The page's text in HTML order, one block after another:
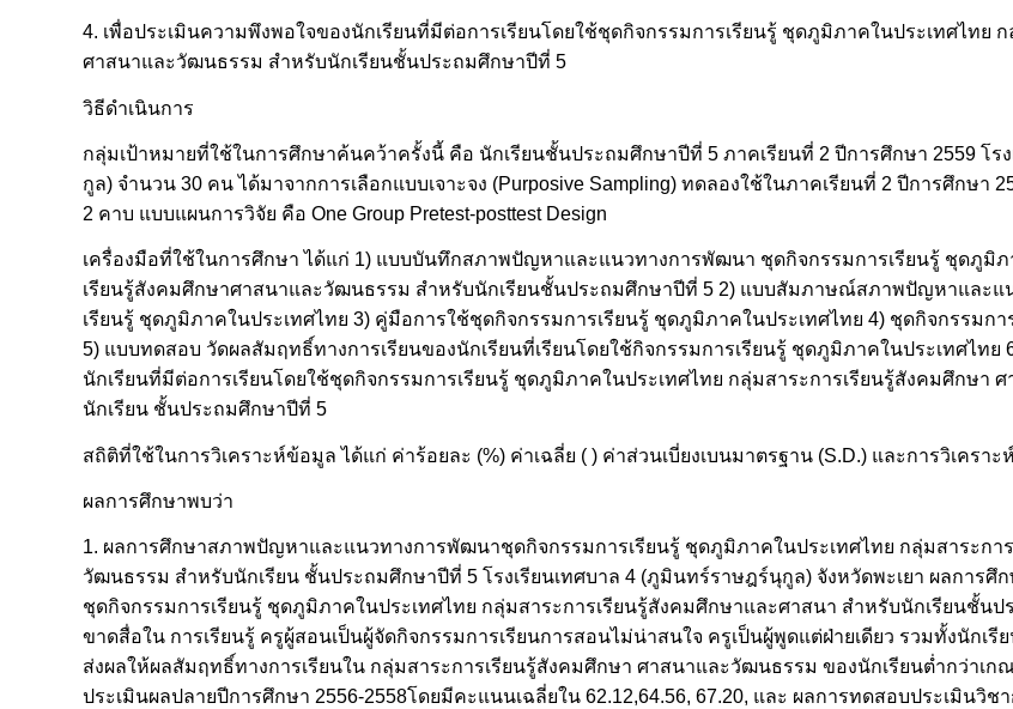
4. เพื่อประเมินความพึงพอใจของนักเรียนที่มีต่อการเรียนโดยใช้ชุดกิจกรรมการเรียนรู้ ชุดภูมิภาคในประเทศไทย
ศาสนาและวัฒนธรรม สำหรับนักเรียนชั้นประถมศึกษาปีที่ 5
วิธีดำเนินการ
กลุ่มเป้าหมายที่ใช้ในการศึกษาค้นคว้าครั้งนี้ คือ นักเรียนชั้นประถมศึกษาปีที่ 5 ภาคเรียนที่ 2 ปีการศึกษา 2559 โร
กูล) จำนวน 30 คน ได้มาจากการเลือกแบบเจาะจง (Purposive Sampling) ทดลองใช้ในภาคเรียนที่ 2 ปีการศึกษา
2 คาบ แบบแผนการวิจัย คือ One Group Pretest-posttest Design
เครื่องมือที่ใช้ในการศึกษา ได้แก่ 1) แบบบันทึกสภาพปัญหาและแนวทางการพัฒนา ชุดกิจกรรมการเรียนรู้ ชุดภูมิภ
เรียนรู้สังคมศึกษาศาสนาและวัฒนธรรม สำหรับนักเรียนชั้นประถมศึกษาปีที่ 5 2) แบบสัมภาษณ์สภาพปัญหาและแ
เรียนรู้ ชุดภูมิภาคในประเทศไทย 3) คู่มือการใช้ชุดกิจกรรมการเรียนรู้ ชุดภูมิภาคในประเทศไทย 4) ชุดกิจกรรมก
5) แบบทดสอบ วัดผลสัมฤทธิ์ทางการเรียนของนักเรียนที่เรียนโดยใช้กิจกรรมการเรียนรู้ ชุดภูมิภาคในประเทศไทย
นักเรียนที่มีต่อการเรียนโดยใช้ชุดกิจกรรมการเรียนรู้ ชุดภูมิภาคในประเทศไทย กลุ่มสาระการเรียนรู้สังคมศึกษา
นักเรียน ชั้นประถมศึกษาปีที่ 5
สถิติที่ใช้ในการวิเคราะห์ข้อมูล ได้แก่ ค่าร้อยละ (%) ค่าเฉลี่ย ( ) ค่าส่วนเบี่ยงเบนมาตรฐาน (S.D.) และการวิเคราะ
ผลการศึกษาพบว่า
1. ผลการศึกษาสภาพปัญหาและแนวทางการพัฒนาชุดกิจกรรมการเรียนรู้ ชุดภูมิภาคในประเทศไทย กลุ่มสาระกา
วัฒนธรรม สำหรับนักเรียน ชั้นประถมศึกษาปีที่ 5 โรงเรียนเทศบาล 4 (ภูมินทร์ราษฎร์นุกูล) จังหวัดพะเยา ผลการ
ชุดกิจกรรมการเรียนรู้ ชุดภูมิภาคในประเทศไทย กลุ่มสาระการเรียนรู้สังคมศึกษาและศาสนา สำหรับนักเรียนชั้นป
ขาดสื่อใน การเรียนรู้ ครูผู้สอนเป็นผู้จัดกิจกรรมการเรียนการสอนไม่น่าสนใจ ครูเป็นผู้พูดแต่ฝ่ายเดียว รวมทั้งนักเรี
ส่งผลให้ผลสัมฤทธิ์ทางการเรียนใน กลุ่มสาระการเรียนรู้สังคมศึกษา ศาสนาและวัฒนธรรม ของนักเรียนต่ำกว่าเ
ประเมินผลปลายปีการศึกษา 2556-2558โดยมีคะแนนเฉลี่ยใน 62.12,64.56, 67.20, และ ผลการทดสอบประเมินวิช